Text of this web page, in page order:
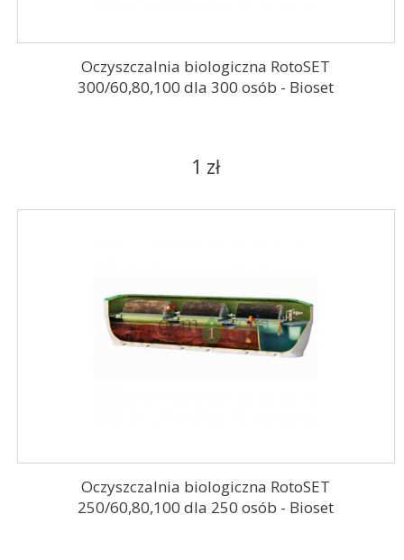
Oczyszczalnia biologiczna RotoSET
300/60,80,100 dla 300 osób - Bioset
1 zł
Oczyszczalnia biologiczna RotoSET
250/60,80,100 dla 250 osób - Bioset